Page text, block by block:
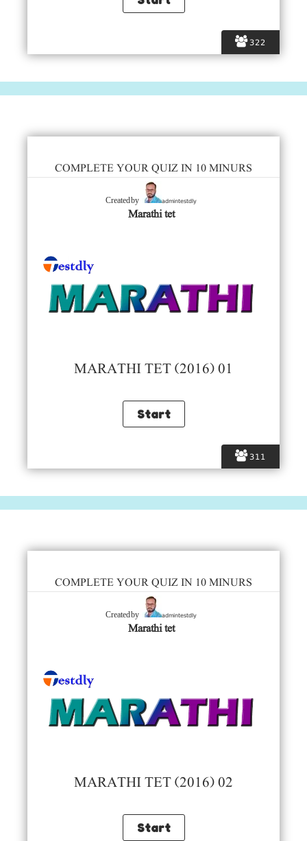
322
311
COMPLETE YOUR QUIZ IN 10 MINURS
Created by admintestdly
Marathi tet
MARATHI TET (2016) 01
COMPLETE YOUR QUIZ IN 10 MINURS
Created by admintestdly
Marathi tet
MARATHI TET (2016) 02